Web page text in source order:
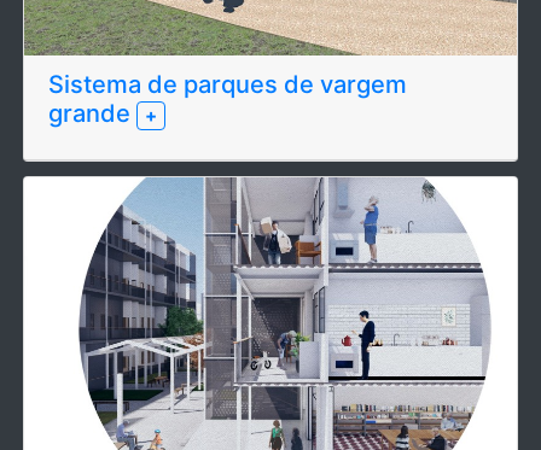
Sistema de parques de vargem
grande
+